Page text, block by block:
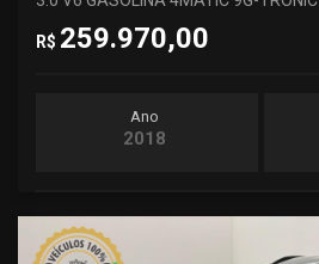
R$ 259.970,00
Ano
2018